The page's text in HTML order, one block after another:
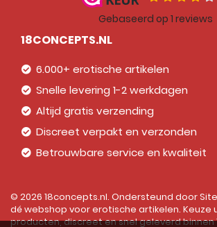
18CONCEPTS.NL
6.000+ erotische artikelen
Snelle levering 1-2 werkdagen
Altijd gratis verzending
Discreet verpakt en verzonden
Betrouwbare service en kwaliteit
© 2026 18concepts.nl. Ondersteund door
dé webshop voor erotische artikelen. Keuze
producten, discreet en snel geleverd binnen